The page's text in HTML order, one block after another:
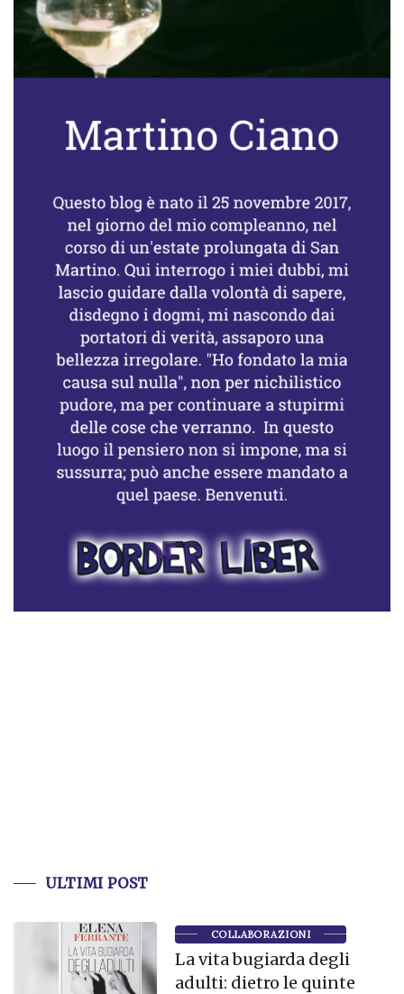
ULTIMI POST
COLLABORAZIONI
La vita bugiarda degli
adulti: dietro le quinte